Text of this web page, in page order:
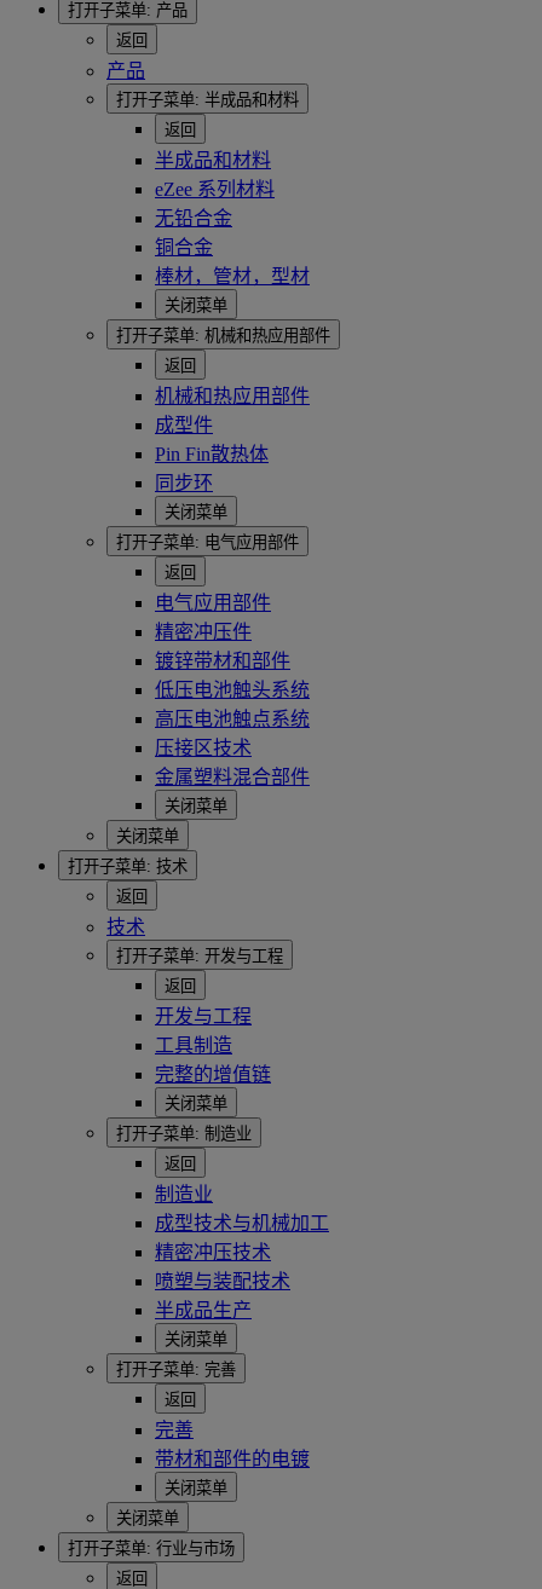
打开子菜单: 产品
返回
产品
打开子菜单: 半成品和材料
返回
半成品和材料
eZee 系列材料
无铅合金
铜合金
棒材，管材，型材
关闭菜单
打开子菜单: 机械和热应用部件
返回
机械和热应用部件
成型件
Pin Fin散热体
同步环
关闭菜单
打开子菜单: 电气应用部件
返回
电气应用部件
精密冲压件
镀锌带材和部件
低压电池触头系统
高压电池触点系统
压接区技术
金属塑料混合部件
关闭菜单
关闭菜单
打开子菜单: 技术
返回
技术
打开子菜单: 开发与工程
返回
开发与工程
工具制造
完整的增值链
关闭菜单
打开子菜单: 制造业
返回
制造业
成型技术与机械加工
精密冲压技术
喷塑与装配技术
半成品生产
关闭菜单
打开子菜单: 完善
返回
完善
带材和部件的电镀
关闭菜单
关闭菜单
打开子菜单: 行业与市场
返回